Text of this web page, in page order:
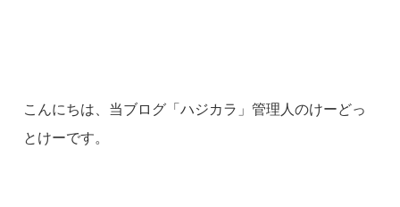
こんにちは、当ブログ「ハジカラ」管理人のけーどっ
とけーです。